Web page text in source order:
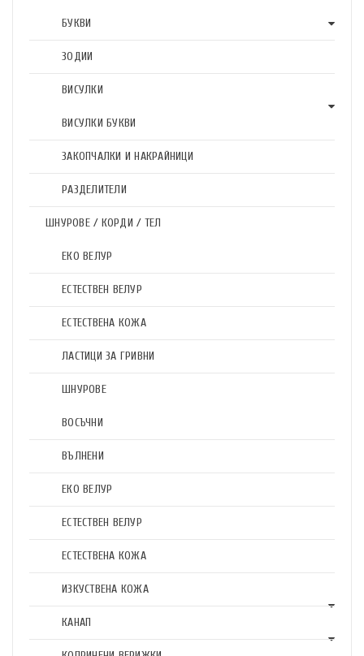
БУКВИ
ЗОДИИ
ВИСУЛКИ
ВИСУЛКИ БУКВИ
ЗАКОПЧАЛКИ И НАКРАЙНИЦИ
РАЗДЕЛИТЕЛИ
ШНУРОВЕ / КОРДИ / ТЕЛ
ЕКО ВЕЛУР
ЕСТЕСТВЕН ВЕЛУР
ЕСТЕСТВЕНА КОЖА
ЛАСТИЦИ ЗА ГРИВНИ
ШНУРОВЕ
ВОСЪЧНИ
ВЪЛНЕНИ
ЕКО ВЕЛУР
ЕСТЕСТВЕН ВЕЛУР
ЕСТЕСТВЕНА КОЖА
ИЗКУСТВЕНА КОЖА
КАНАП